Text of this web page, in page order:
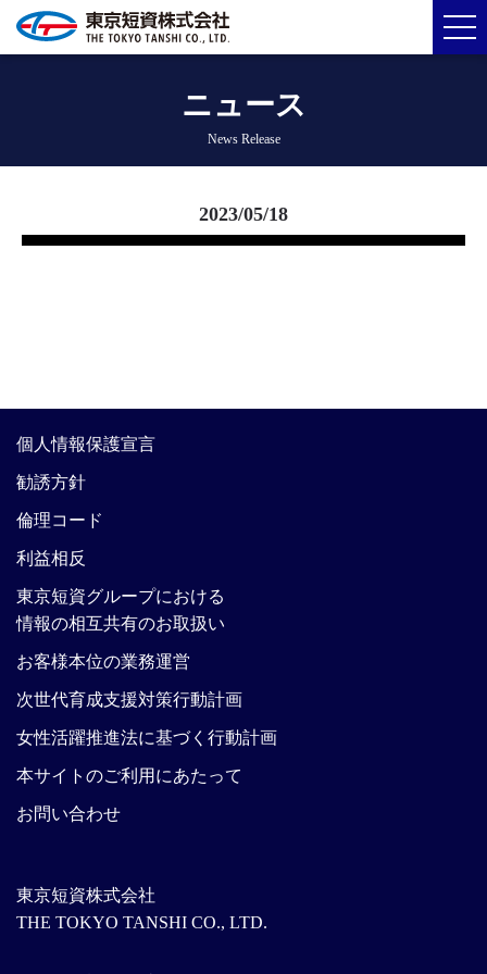
ニュース
News Release
2023/05/18
東京短資株式会社
THE TOKYO TANSHI CO., LTD.
個人情報保護宣言
勧誘方針
倫理コード
利益相反
東京短資グループにおける
情報の相互共有のお取扱い
お客様本位の業務運営
次世代育成支援対策行動計画
女性活躍推進法に基づく行動計画
本サイトのご利用にあたって
お問い合わせ